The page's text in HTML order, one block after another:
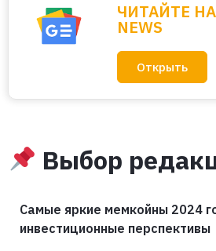
ЧИТАЙТЕ
NEWS
Открыть
Выбор
Самые яркие мемкойны 2024
инвестиционные перспективы